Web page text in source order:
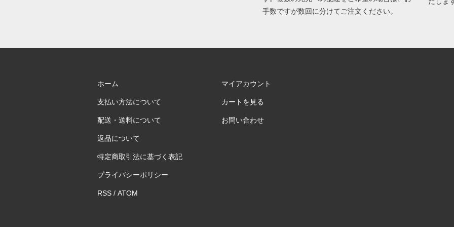
手数ですが数回に分けてご注文ください。
ホーム
支払い方法について
配送・送料について
返品について
特定商取引法に基づく表記
プライバシーポリシー
RSS/ ATOM
マイアカウント
カートを見る
お問い合わせ